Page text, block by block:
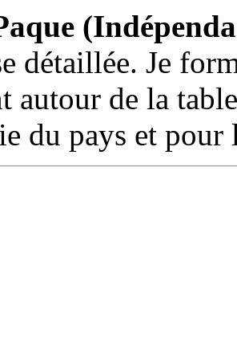
détaillée. Je
autour de la
du pays et pour